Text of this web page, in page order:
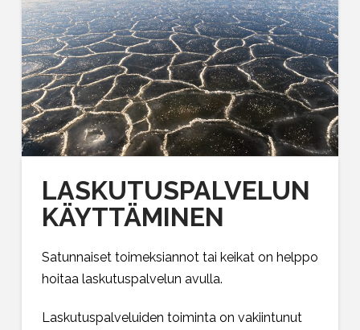
LASKUTUSPALVELUN
KÄYTTÄMINEN
Satunnaiset toimeksiannot tai keikat on helppo
hoitaa laskutuspalvelun avulla.
Laskutuspalveluiden toiminta on vakiintunut